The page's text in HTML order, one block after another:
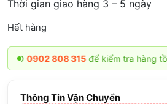
Thời gian giao hàng 3 – 5 ngày
Hết hàng
808 315để kiểm tra hàng tồn kho
Thông Tin Vận Chuyển